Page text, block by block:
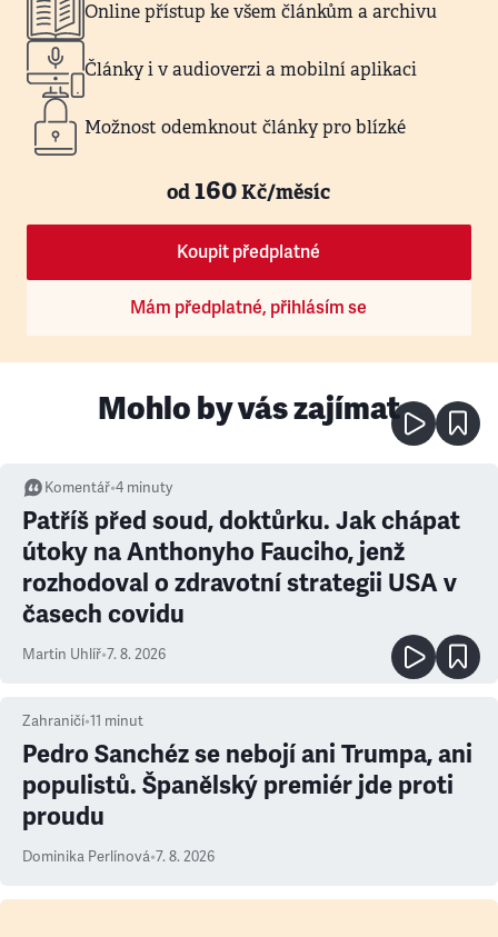
Online přístup ke všem článkům a archivu
Články i v audioverzi a mobilní aplikaci
Možnost odemknout články pro blízké
od160Kč/měsíc
Koupit předplatné
Mám předplatné, přihlásím se
Mohlo by vás zajímat
Komentář•4 minuty
Patříš před soud, doktůrku. Jak chápat
útoky na Anthonyho Fauciho, jenž
rozhodoval o zdravotní strategii USA v
časech covidu
Martin Uhlíř•7. 8. 2026
Zahraničí•11 minut
Pedro Sanchéz se nebojí ani Trumpa, ani
populistů. Španělský premiér jde proti
proudu
Dominika Perlínová•7. 8. 2026